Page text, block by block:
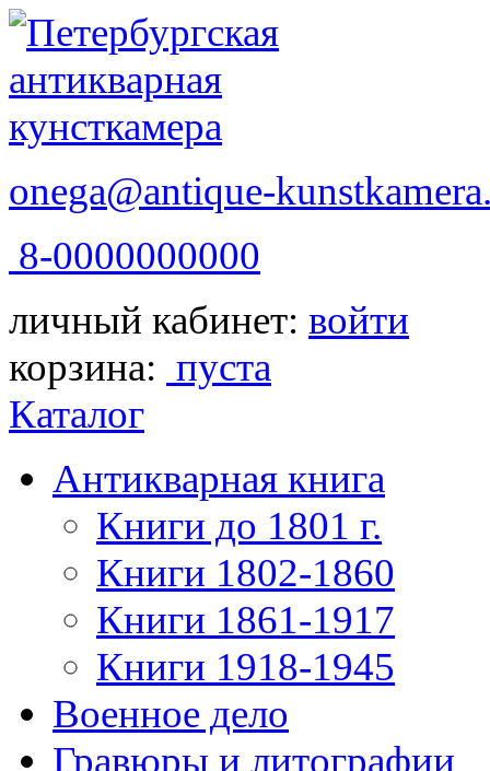
onega@antique-
8-0000000000
личный кабинет: войти
корзина: пуста
Каталог
Антикварная книга
Книги до 1801 г.
Книги 1802-1860
Книги 1861-1917
Книги 1918-1945
Военное дело
Гравюры и литографии